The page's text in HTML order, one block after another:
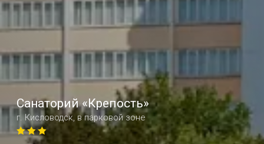
Санаторий«Крепость»
г.Кисловодск в парковой зоне